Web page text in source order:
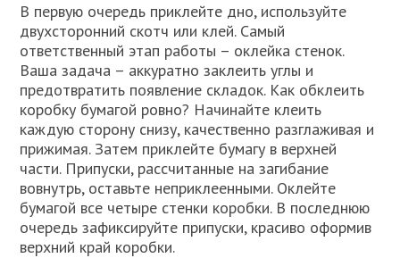
В первую очередь приклейте дно, используйте
двухсторонний скотч или клей. Самый
ответственный этап работы – оклейка стенок.
Ваша задача – аккуратно заклеить углы и
предотвратить появление складок. Как обклеить
коробку бумагой ровно? Начинайте клеить
каждую сторону снизу, качественно разглаживая и
прижимая. Затем приклейте бумагу в верхней
части. Припуски, рассчитанные на загибание
вовнутрь, оставьте неприклеенными. Оклейте
бумагой все четыре стенки коробки. В последнюю
очередь зафиксируйте припуски, красиво оформив
верхний край коробки.